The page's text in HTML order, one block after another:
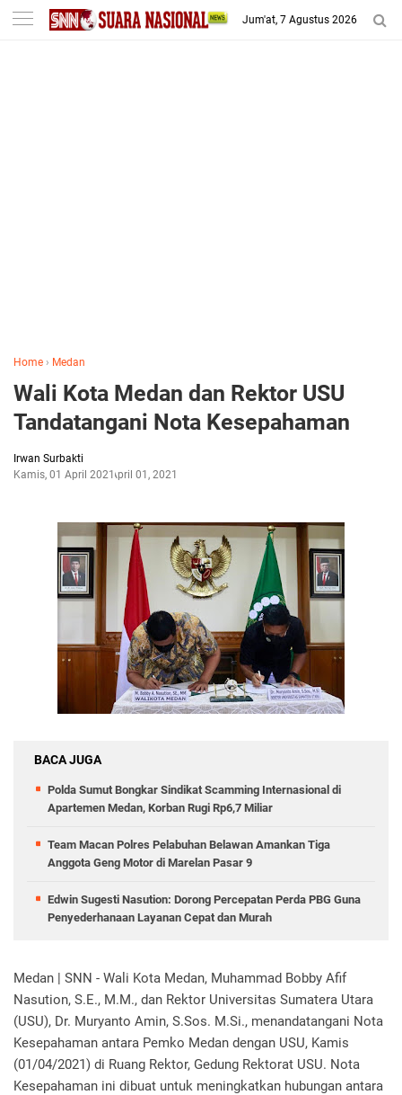
-->
Jum'at, 7 Agustus 2026
Home › Medan
Wali Kota Medan dan Rektor USU
Tandatangani Nota Kesepahaman
Irwan Surbakti
Kamis, 01 April 2021April 01, 2021
BACA JUGA
Polda Sumut Bongkar Sindikat Scamming Internasional di
Apartemen Medan, Korban Rugi Rp6,7 Miliar
Team Macan Polres Pelabuhan Belawan Amankan Tiga
Anggota Geng Motor di Marelan Pasar 9
Edwin Sugesti Nasution: Dorong Percepatan Perda PBG Guna
Penyederhanaan Layanan Cepat dan Murah
Medan | SNN - Wali Kota Medan, Muhammad Bobby Afif
Nasution, S.E., M.M., dan Rektor Universitas Sumatera Utara
(USU), Dr. Muryanto Amin, S.Sos. M.Si., menandatangani Nota
Kesepahaman antara Pemko Medan dengan USU, Kamis
(01/04/2021) di Ruang Rektor, Gedung Rektorat USU. Nota
Kesepahaman ini dibuat untuk meningkatkan hubungan antara